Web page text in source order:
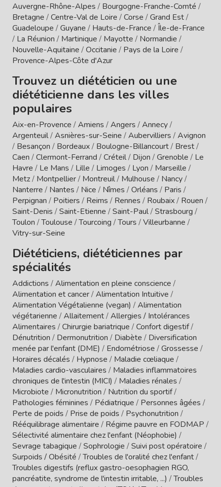
Auvergne-Rhône-Alpes / Bourgogne-Franche-Comté /
Bretagne /Centre-Val de Loire /Corse /Grand Est/
Guadeloupe /Guyane / Hauts-de-France /Île-de-France
/ La Réunion / Martinique / Mayotte / Normandie /
Nouvelle-Aquitaine /Occitanie / Pays de la Loire /
Provence-Alpes-Côte d'Azur
Trouvez un diététicien ou une
diététicienne dans les villes
populaires
Aix-en-Provence /Amiens /Angers /Annecy/
Argenteuil/Asnières-sur-Seine /Aubervilliers /Avignon
/ Besançon / Bordeaux/ Boulogne-Billancourt/ Brest/
Caen /Clermont-Ferrand /Créteil/ Dijon /Grenoble / Le
Havre / Le Mans / Lille / Limoges / Lyon / Marseille /
Metz/ Montpellier/ Montreuil/ Mulhouse / Nancy/
Nanterre / Nantes / Nice / Nîmes /Orléans / Paris /
Perpignan / Poitiers / Reims / Rennes / Roubaix/ Rouen /
Saint-Denis /Saint-Etienne /Saint-Paul/Strasbourg /
Toulon /Toulouse /Tourcoing /Tours /Villeurbanne /
Vitry-sur-Seine
Diététiciens, diététiciennes par
spécialités
Addictions /Alimentation en pleine conscience /
Alimentation et cancer/Alimentation Intuitive /
Alimentation Végétalienne (vegan) /Alimentation
végétarienne /Allaitement/Allergies / Intolérances
Alimentaires /Chirurgie bariatrique /Confort digestif/
Dénutrition / Dermonutrition / Diabète / Diversification
menée par l'enfant (DME) / Endométriose /Grossesse /
Horaires décalés / Hypnose / Maladie cœliaque /
Maladies cardio-vasculaires / Maladies inflammatoires
chroniques de l'intestin (MICI) / Maladies rénales /
Microbiote / Micronutrition / Nutrition du sportif/
Pathologies féminines / Pédiatrique / Personnes âgées /
Perte de poids / Prise de poids / Psychonutrition /
Rééquilibrage alimentaire / Régime pauvre en FODMAP /
Sélectivité alimentaire chez l'enfant (Néophobie) /
Sevrage tabagique /Sophrologie /Suivi post opératoire /
Surpoids / Obésité /Troubles de l'oralité chez l'enfant/
Troubles digestifs (reflux gastro-oesophagien RGO,
pancréatite, syndrome de l'intestin irritable, ...) /Troubles